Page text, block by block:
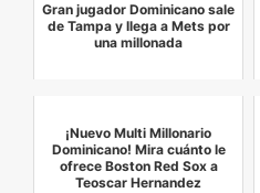
Gran jugador Dominicano sale
de Tampa y llega a Mets por
una millonada
¡Nuevo Multi Millonario
Dominicano! Mira cuánto le
ofrece Boston Red Sox a
Teoscar Hernandez